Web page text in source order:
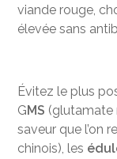
viande rouge,
élevée sans
Évitez le plus
GMS (glutamate
saveur que l’on
chinois), les